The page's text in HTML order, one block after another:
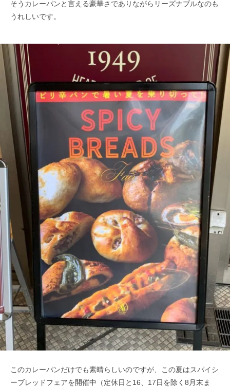
そうカレーパンと言える豪華さでありながらリーズナブルなのも
うれしいです。
このカレーパンだけでも素晴らしいのですが、この夏はスパイシ
ーブレッドフェアを開催中（定休日と16、17日を除く8月末ま